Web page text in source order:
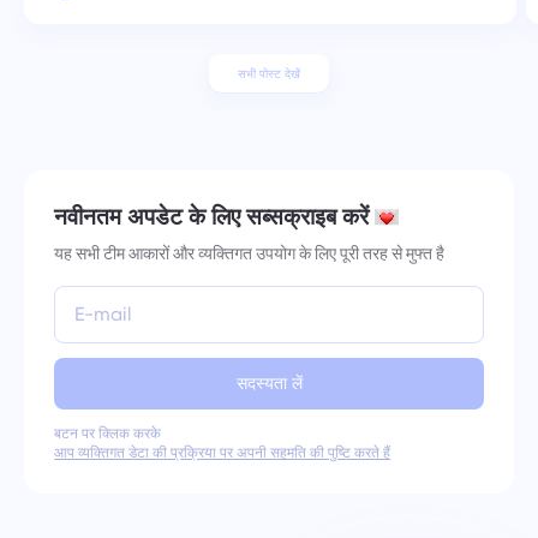
सभी पोस्ट देखें
नवीनतम अपडेट के लिए सब्सक्राइब करें
यह सभी टीम आकारों और व्यक्तिगत उपयोग के लिए पूरी तरह से मुफ्त है
सदस्यता लें
बटन पर क्लिक करके
आप व्यक्तिगत डेटा की प्रक्रिया पर अपनी सहमति की पुष्टि करते हैं